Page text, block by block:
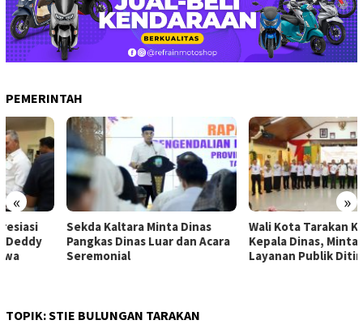
PEMERINTAH
« »
Sekda Kaltara Minta Dinas
Pangkas Dinas Luar dan Acara
Seremonial
Wali Kota Tarakan Kumpulkan
Kepala Dinas, Minta Kualitas
Layanan Publik Ditingkatkan
TOPIK:STIE BULUNGAN TARAKAN